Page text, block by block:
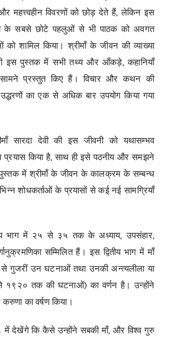
महत्त्वहीन विवरणों को छोड़ देते हैं, लेकिन इस
के सबसे छोटे पहलुओं से भी पाठक को अवगत
को शामिल किया। श्रीमाँ के जीवन की व्याख्या
इस पुस्तक में सभी तथ्य और आँकड़े, कहानियाँ
प्रस्तुत किए हैं। विचार और कथन की
का एक से अधिक बार उपयोग किया गया
सारदा देवी की इस जीवनी को यथासम्भव
प्रयास किया है, साथ ही इसे पठनीय और समझने
पुस्तक में श्रीमाँ के जीवन के कालक्रम के सम्बन्ध
शोधकर्ताओं के प्रयासों से कई नई सामग्रियाँ
भाग में २५ से ३५ तक के अध्याय, उपसंहार,
सम्मिलित हैं। इस द्वितीय भाग में माँ
से गुजरीं उन घटनाओं तथा उनकी अन्त्यलीला या
१९२० तक की घटनाओं) का वर्णन है। उन्होंने
का वर्षण किया।
देखेंगे कि कैसे उन्होंने सबकी माँ, और विश्व गुरु